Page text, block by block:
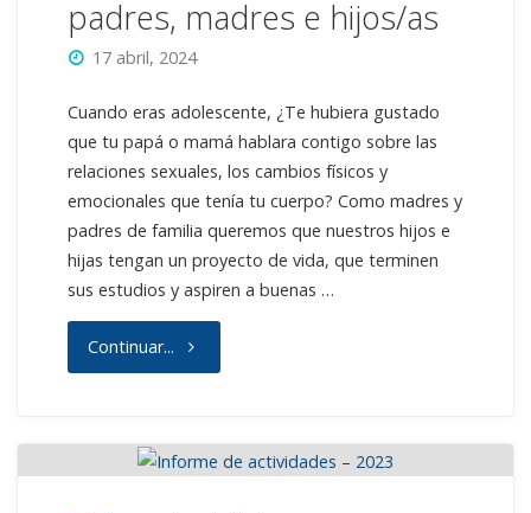
padres, madres e hijos/as
17 abril, 2024
Cuando eras adolescente, ¿Te hubiera gustado
que tu papá o mamá hablara contigo sobre las
relaciones sexuales, los cambios físicos y
emocionales que tenía tu cuerpo? Como madres y
padres de familia queremos que nuestros hijos e
hijas tengan un proyecto de vida, que terminen
sus estudios y aspiren a buenas …
Continuar... "Tejiendo
entre